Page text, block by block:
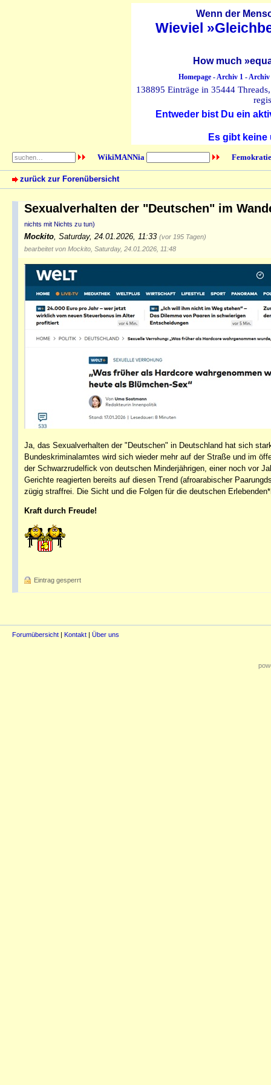
Wenn der
Wieviel
How much
Homepage-Archiv 1-Archiv
138895 Einträge in 35444
Entweder bist Du ein
Es gibt
WikiMANNia
zurück zur Forenübersicht
Sexualverhalten der "Deutschen" im
nichts mit Nichts zu tun)
Mockito Saturday, 24.01.2026, 11:33 (vor 195 Tagen)
bearbeitet von Mockito, Saturday, 24.01.2026, 11:48
Ja, das Sexualverhalten der "Deutschen" in Deutschland hat sich
Bundeskriminalamtes wird sich wieder mehr auf der Straße und im
der Schwarzrudelfick von deutschen Minderjährigen, einer noch vor
Gerichte reagierten bereits auf diesen Trend (afroarabischer
zügig straffrei. Die Sicht und die Folgen für die deutschen
Kraft durch Freude!
Eintrag gesperrt
Forumübersicht Kontakt Über uns